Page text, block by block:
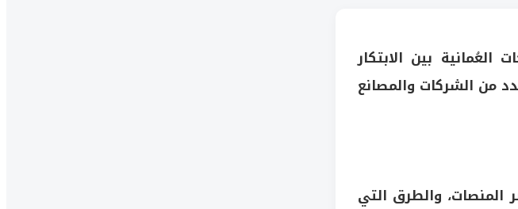
العُمانية بين الابتكار
من الشركات والمصانع
المنصات، والطرق التي